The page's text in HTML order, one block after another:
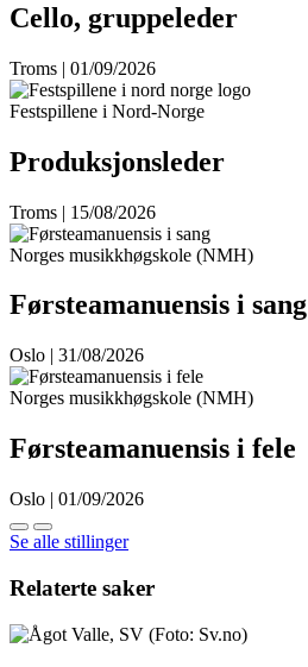
Cello, gruppeleder
Troms | 01/09/2026
Festspillene i Nord-Norge
Produksjonsleder
Troms | 15/08/2026
Norges musikkhøgskole (NMH)
Førsteamanuensis i sang
Oslo | 31/08/2026
Norges musikkhøgskole (NMH)
Førsteamanuensis i fele
Oslo | 01/09/2026
Se alle stillinger
Relaterte saker